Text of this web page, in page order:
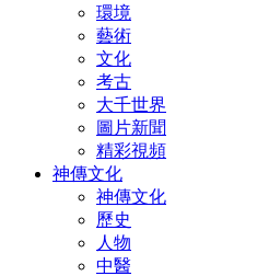
環境
藝術
文化
考古
大千世界
圖片新聞
精彩視頻
神傳文化
神傳文化
歷史
人物
中醫